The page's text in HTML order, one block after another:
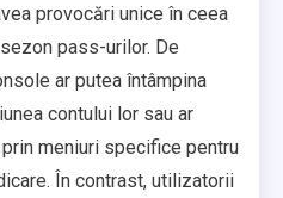
provocări unice în ceea
pass-urilor. De
ar putea întâmpina
contului lor sau ar
meniuri specifice pentru
În contrast, utilizatorii